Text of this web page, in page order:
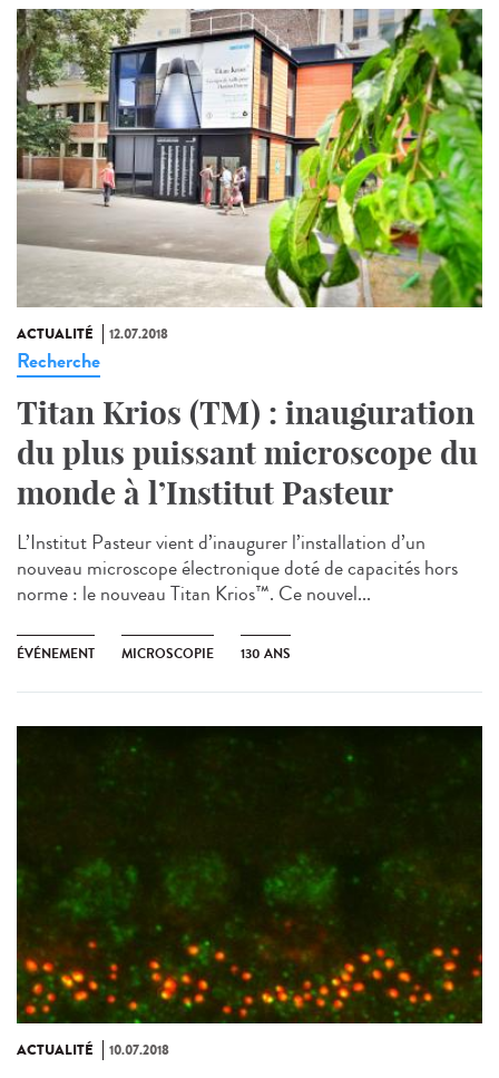
ACTUALITÉ 12.07.2018
Recherche
Titan Krios (TM) : inauguration
du plus puissant microscope du
monde à l’Institut Pasteur
L’Institut Pasteur vient d’inaugurer l’installation d’un
nouveau microscope électronique doté de capacités hors
norme : le nouveau Titan Krios™. Ce nouvel...
ÉVÉNEMENT MICROSCOPIE 130 ANS
ACTUALITÉ 10.07.2018